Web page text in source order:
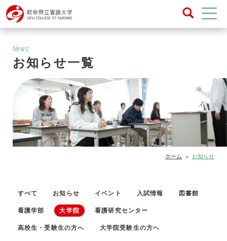
News
お知らせ一覧
ホーム お知らせ
すべて お知らせ イベント 入試情報 図書館
看護学部 大学院 看護研究センター
高校生・受験生の方へ 大学院受験生の方へ